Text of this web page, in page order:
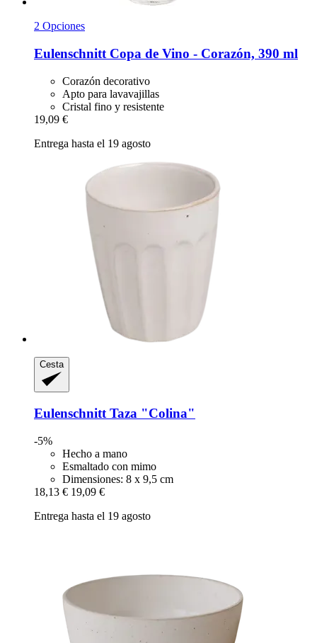
2 Opciones
Eulenschnitt Copa de Vino -​ Corazón, 390 ml
Corazón decorativo
Apto para lavavajillas
Cristal fino y resistente
19,09 €
Entrega hasta el 19 agosto
Cesta
Eulenschnitt Taza "Colina"
-5%
Hecho a mano
Esmaltado con mimo
Dimensiones: 8 x 9,5 cm
18,13 € 19,09 €
Entrega hasta el 19 agosto